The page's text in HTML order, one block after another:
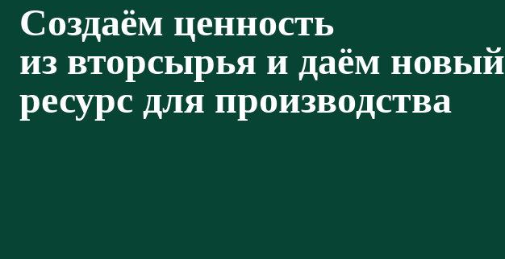
Создаём ценность
из вторсырья и даём новый
ресурс для производства